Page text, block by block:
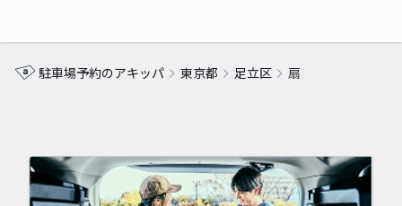
駐車場予約のアキッパ 東京都 足立区 扇